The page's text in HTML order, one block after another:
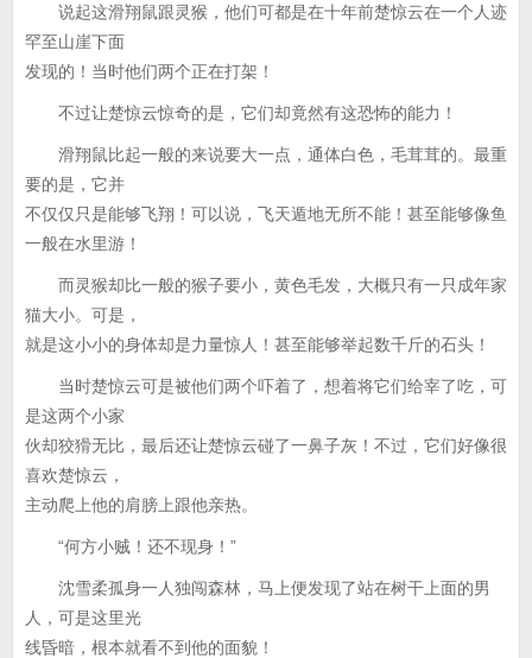
说起这滑翔鼠跟灵猴，他们可都是在十年前楚惊云在一个人迹
罕至山崖下面
发现的！当时他们两个正在打架！
不过让楚惊云惊奇的是，它们却竟然有这恐怖的能力！
滑翔鼠比起一般的来说要大一点，通体白色，毛茸茸的。最重
要的是，它并
不仅仅只是能够飞翔！可以说，飞天遁地无所不能！甚至能够像鱼
一般在水里游！
而灵猴却比一般的猴子要小，黄色毛发，大概只有一只成年家
猫大小。可是，
就是这小小的身体却是力量惊人！甚至能够举起数千斤的石头！
当时楚惊云可是被他们两个吓着了，想着将它们给宰了吃，可
是这两个小家
伙却狡猾无比，最后还让楚惊云碰了一鼻子灰！不过，它们好像很
喜欢楚惊云，
主动爬上他的肩膀上跟他亲热。
“何方小贼！还不现身！”
沈雪柔孤身一人独闯森林，马上便发现了站在树干上面的男
人，可是这里光
线昏暗，根本就看不到他的面貌！